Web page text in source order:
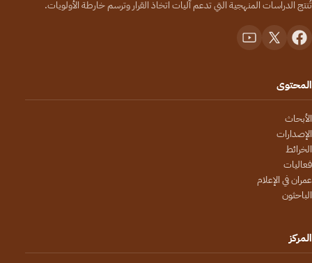
تُنتج الدراسات المنهجية التي تدعم آليات اتخاذ القرار وترسم خارطة الأولويات.
المحتوى
الأبحاث
الإصدارات
الخرائط
فعاليات
عمران في الإعلام
الباحثون
المركز